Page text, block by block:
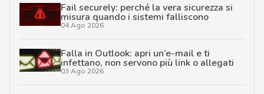
Fail securely: perché la vera sicurezza si
misura quando i sistemi falliscono
04 Ago 2026
Falla in Outlook: apri un’e-mail e ti
infettano, non servono più link o allegati
03 Ago 2026